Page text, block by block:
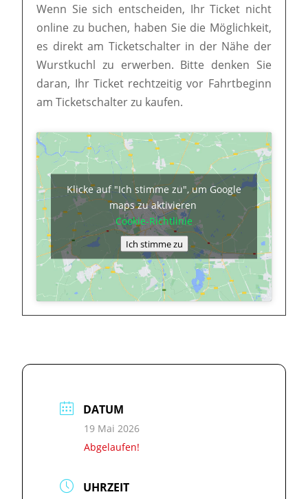
Wenn Sie sich entscheiden, Ihr Ticket nicht
online zu buchen, haben Sie die Möglichkeit,
es direkt am Ticketschalter in der Nähe der
Wurstkuchl zu erwerben. Bitte denken Sie
daran, Ihr Ticket rechtzeitig vor Fahrtbeginn
am Ticketschalter zu kaufen.
Klicke auf "Ich stimme zu", um Google
maps zu aktivieren
Cookie-Richtlinie
Ich stimme zu
DATUM
19 Mai 2026
Abgelaufen!
UHRZEIT